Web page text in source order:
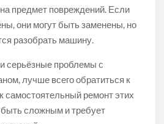
предмет повреждений. Если
они могут быть заменены, но
разобрать машину.
серьёзные проблемы с
лучше всего обратиться к
самостоятельный ремонт этих
сложным и требует